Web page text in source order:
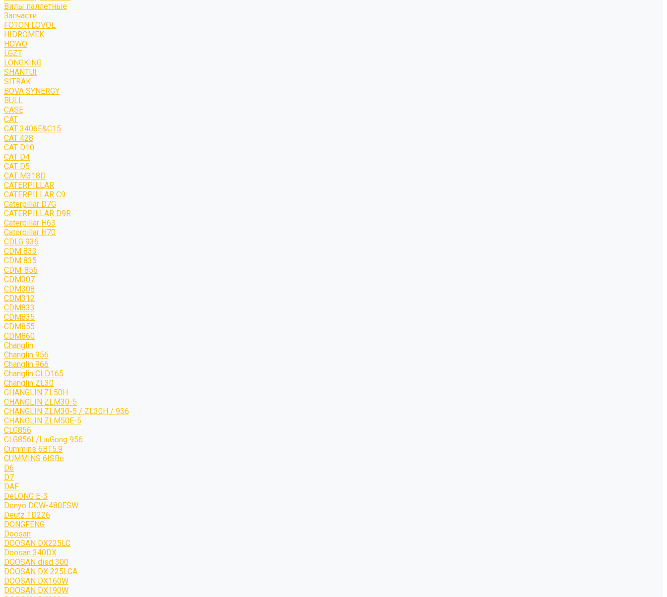
Вилы паллетные
Запчасти
FOTON LOVOL
HIDROMEK
HOWO
LGZT
LONGKING
SHANTUI
SITRAK
BOVA SYNERGY
BULL
CASE
CAT
CAT 3406E&C15
CAT 428
CAT D10
CAT D4
CAT D5
CAT M318D
CATERPILLAR
CATERPILLAR C9
Caterpillar D7G
CATERPILLAR D9R
Caterpillar H63
Caterpillar H70
CDLG 936
CDM 833
CDM 835
CDM-855
CDM307
CDM308
CDM312
CDM833
CDM835
CDM855
CDM860
Changlin
Changlin 956
Changlin 966
Changlin CLD165
Changlin ZL30
CHANGLIN ZL50H
CHANGLIN ZLM30-5
CHANGLIN ZLM30-5 / ZL30H / 936
CHANGLIN ZLM50E-5
CLG856
CLG856L/LiuGong 956
Cummins 6BT5.9
CUMMINS 6ISBe
D6
D7
DAF
DeLONG Е-3
Denyo DCW-480ESW
Deutz TD226
DONGFENG
Doosan
DOOSAN DX225LC
Doosan 340DX
DOOSAN disd 300
DOOSAN DX 225LCA
DOOSAN DX160W
DOOSAN DX190W